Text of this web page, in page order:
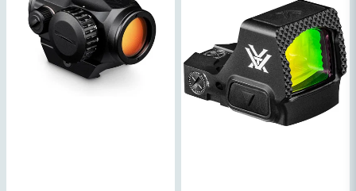
Ja, ni får publicera min fråga